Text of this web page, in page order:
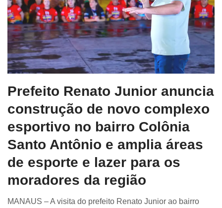
Prefeito Renato Junior anuncia
construção de novo complexo
esportivo no bairro Colônia
Santo Antônio e amplia áreas
de esporte e lazer para os
moradores da região
MANAUS – A visita do prefeito Renato Junior ao bairro